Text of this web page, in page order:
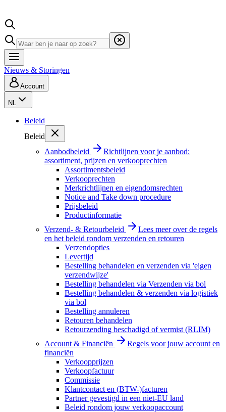
Nieuws & Storingen
Account
NL
Beleid
Beleid
Aanbodbeleid
Richtlijnen voor je aanbod:
assortiment, prijzen en verkooprechten
Assortimentsbeleid
Verkooprechten
Merkrichtlijnen en eigendomsrechten
Notice and Take down procedure
Prijsbeleid
Productinformatie
Verzend- & Retourbeleid
Lees meer over de regels
en het beleid rondom verzenden en retouren
Verzendopties
Levertijd
Bestelling behandelen en verzenden via 'eigen
verzendwijze'
Bestelling behandelen via Verzenden via bol
Bestelling behandelen & verzenden via logistiek
via bol
Bestelling annuleren
Retouren behandelen
Retourzending beschadigd of vermist (RLIM)
Account & Financiën
Regels voor jouw account en
financiën
Verkoopprijzen
Verkoopfactuur
Commissie
Klantcontact en (BTW-)facturen
Partner gevestigd in een niet-EU land
Beleid rondom jouw verkoopaccount